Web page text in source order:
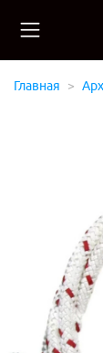
Главная